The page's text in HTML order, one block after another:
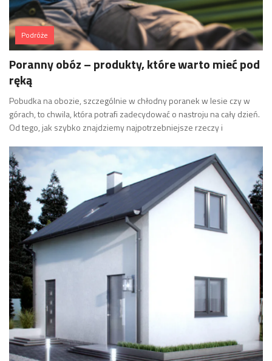
Podróże
Poranny obóz – produkty, które warto mieć pod
ręką
Pobudka na obozie, szczególnie w chłodny poranek w lesie czy w
górach, to chwila, która potrafi zadecydować o nastroju na cały dzień.
Od tego, jak szybko znajdziemy najpotrzebniejsze rzeczy i